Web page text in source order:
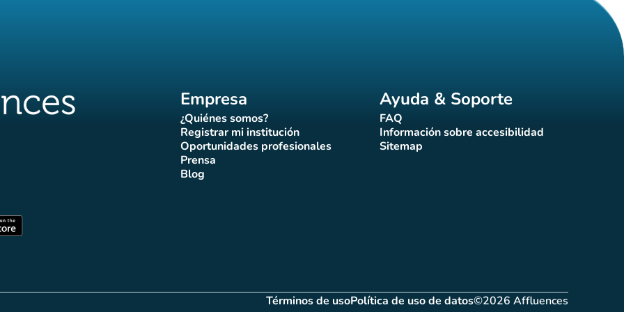
pestaña)
Empresa
¿Quiénes somos?
(nueva pestaña)
Registrar mi institución
(nueva pestaña)
Oportunidades profesionales
(nueva pestaña)
Prensa(nueva pestaña)
Blog(nueva pestaña)
Ayuda & Soporte
FAQ(nueva pestaña)
Información sobre accesibilidad
(nueva pestaña)
Sitemap(nueva pestaña)
Términos de uso
(nueva pestaña)Política de uso de datos
(nueva pestaña)©2026 Affluences